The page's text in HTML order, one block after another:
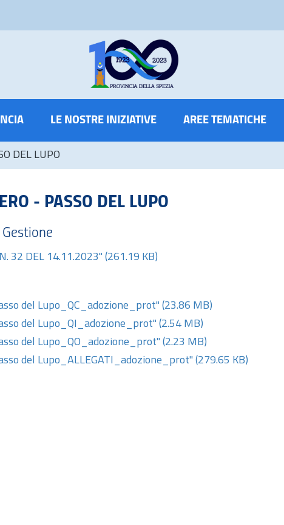
LE NOSTRE INIZIATIVE AREE TEMATICHE
DEL LUPO
- PASSO DEL LUPO
32 DEL 14.11.2023" (261.19 KB)
del Lupo_QC_adozione_prot" (23.86 MB)
del Lupo_QI_adozione_prot" (2.54 MB)
del Lupo_QO_adozione_prot" (2.23 MB)
del Lupo_ALLEGATI_adozione_prot" (279.65 KB)